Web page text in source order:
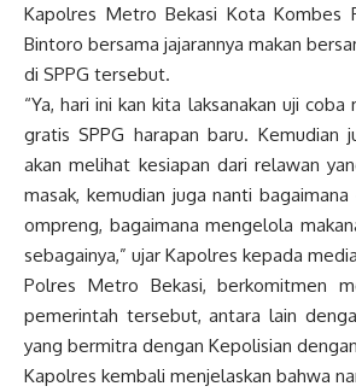
Kapolres Metro Bekasi Kota Kombes
Bintoro bersama jajarannya makan
di SPPG tersebut.
“Ya, hari ini kan kita laksanakan uji
gratis SPPG harapan baru. Kemudian
akan melihat kesiapan dari relawan
masak, kemudian juga nanti
ompreng, bagaimana mengelola
sebagainya,” ujar Kapolres kepada
Polres Metro Bekasi, berkomitmen
pemerintah tersebut, antara lain
yang bermitra dengan Kepolisian
Kapolres kembali menjelaskan bahwa